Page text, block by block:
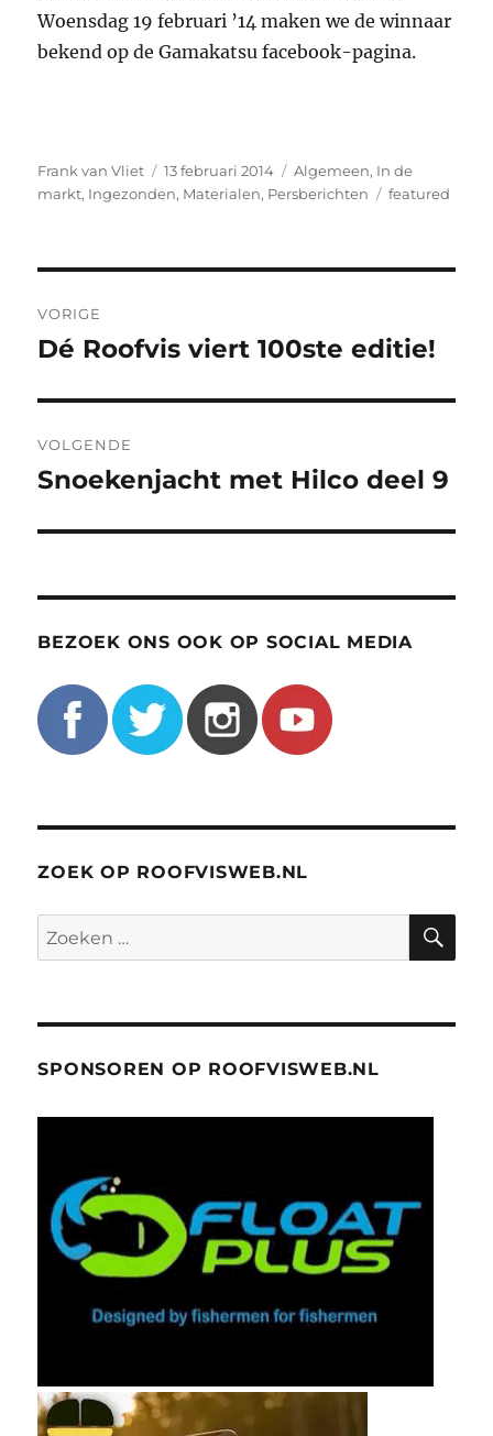
Woensdag 19 februari ’14 maken we de winnaar
bekend op de Gamakatsu facebook-pagina.
Auteur
Frank van Vliet
Geplaatst
op
13 februari 2014 Categorieën
Algemeen, In de
markt, Ingezonden, Materialen, Persberichten Tags
featured
navigatie
VORIGE
Vorig
Dé Roofvis viert 100ste editie!
VOLGENDE
Volgend
Snoekenjacht met Hilco deel 9
BEZOEK ONS OOK OP SOCIAL MEDIA
ZOEK OP ROOFVISWEB.NL
Zoeken
naar:
SPONSOREN OP ROOFVISWEB.NL